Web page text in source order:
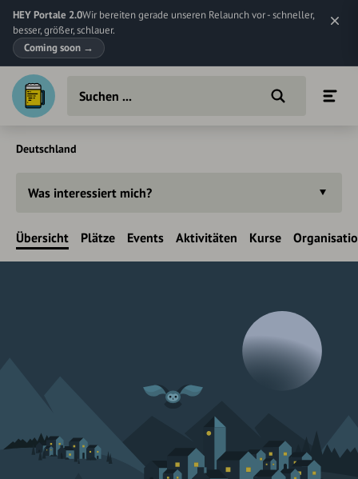
HEY Portale 2.0Wir bereiten gerade unseren Relaunch vor - schneller,
besser, größer, schlauer.
Coming soon →
Deutschland
Was interessiert mich?
Übersicht Plätze Events Aktivitäten Kurse